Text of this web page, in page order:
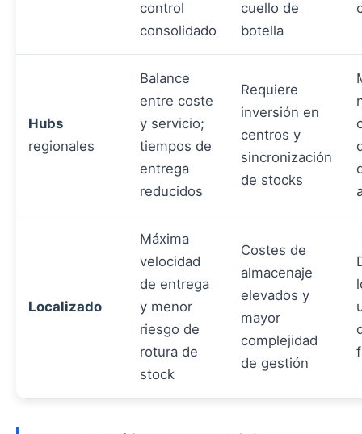
control
consolidado
cuello de
botella
Hubs
regionales
Balance
entre coste
y servicio;
tiempos de
entrega
reducidos
Requiere
inversión en
centros y
sincronización
de stocks
Localizado
Máxima
velocidad
de entrega
y menor
riesgo de
rotura de
stock
Costes de
almacenaje
elevados y
mayor
complejidad
de gestión